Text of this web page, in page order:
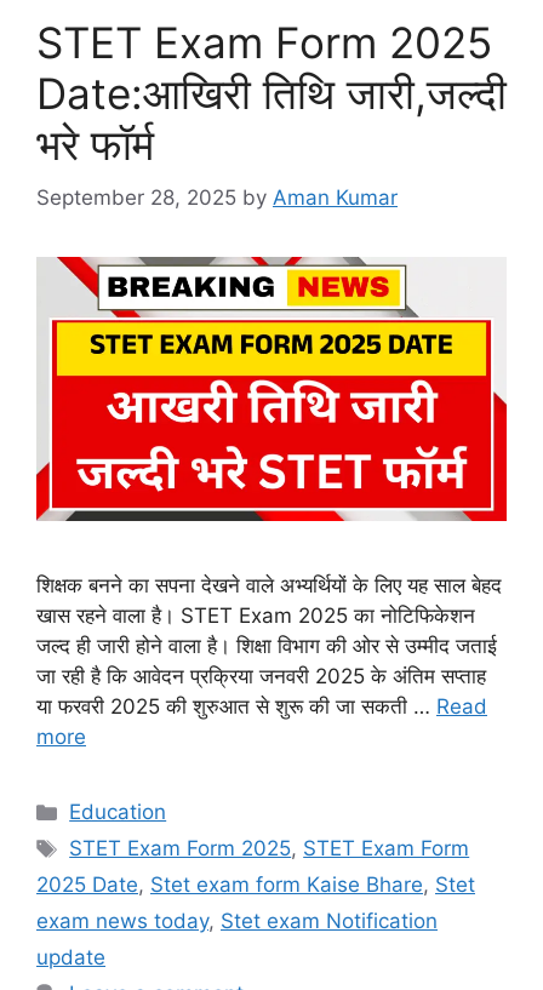
STET Exam Form 2025
Date:आखिरी तिथि जारी,जल्दी
भरे फॉर्म
September 28, 2025 by Aman Kumar
शिक्षक बनने का सपना देखने वाले अभ्यर्थियों के लिए यह साल बेहद
खास रहने वाला है। STET Exam 2025 का नोटिफिकेशन
जल्द ही जारी होने वाला है। शिक्षा विभाग की ओर से उम्मीद जताई
जा रही है कि आवेदन प्रक्रिया जनवरी 2025 के अंतिम सप्ताह
या फरवरी 2025 की शुरुआत से शुरू की जा सकती … Read
more
Categories
Education
Tags
STET Exam Form 2025, STET Exam Form
2025 Date, Stet exam form Kaise Bhare, Stet
exam news today, Stet exam Notification
update